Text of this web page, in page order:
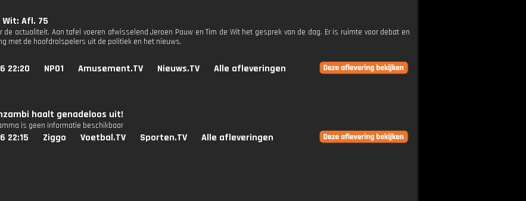
Wit: Afl. 75
de actualiteit. Aan tafel voeren afwisselend Jeroen Pauw en Tim de Wit het gesprek van de dag. Er is ruimte voor debat en
met de hoofdrolspelers uit de politiek en het nieuws.
22:20 NPO1 Amusement.TV Nieuws.TV Alle afleveringen
haalt genadeloos uit!
is geen informatie beschikbaar
22:15 Ziggo Voetbal.TV Sporten.TV Alle afleveringen